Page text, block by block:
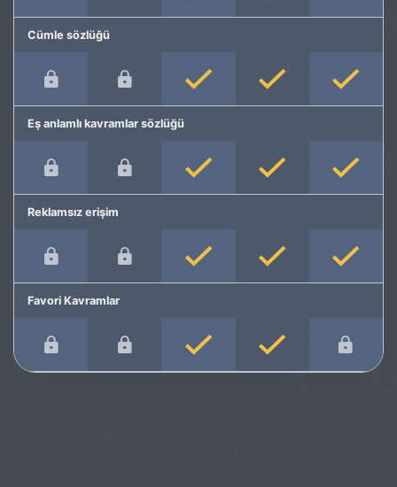
Cümle sözlüğü
Eş anlamlı kavramlar sözlüğü
Reklamsız erişim
Favori Kavramlar